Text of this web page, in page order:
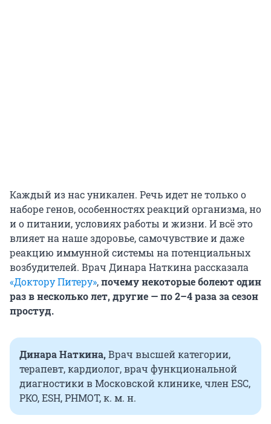
Каждый из нас уникален. Речь идет не только о
наборе генов, особенностях реакций организма, но
и о питании, условиях работы и жизни. И всё это
влияет на наше здоровье, самочувствие и даже
реакцию иммунной системы на потенциальных
возбудителей. Врач Динара Наткина рассказала
«Доктору Питеру»,почему некоторые болеют один
раз в несколько лет, другие — по 2–4 раза за сезон
простуд.
Динара Наткина,Врач высшей категории,
терапевт, кардиолог, врач функциональной
диагностики в Московской клинике, член ESC,
РКО, ESH, РНМОТ, к. м. н.